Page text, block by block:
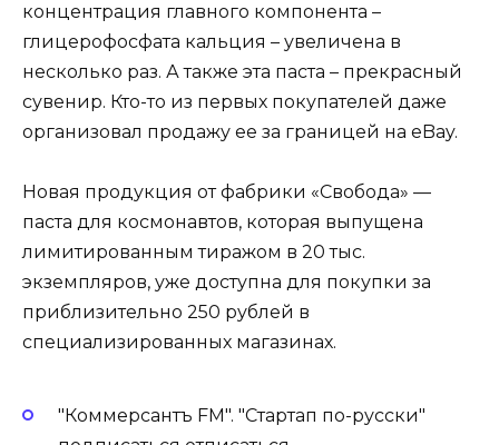
концентрация главного компонента –
глицерофосфата кальция – увеличена в
несколько раз. А также эта паста – прекрасный
сувенир. Кто-то из первых покупателей даже
организовал продажу ее за границей на eBay.
Новая продукция от фабрики «Свобода» —
паста для космонавтов, которая выпущена
лимитированным тиражом в 20 тыс.
экземпляров, уже доступна для покупки за
приблизительно 250 рублей в
специализированных магазинах.
"Коммерсантъ FM". "Стартап по-русски"